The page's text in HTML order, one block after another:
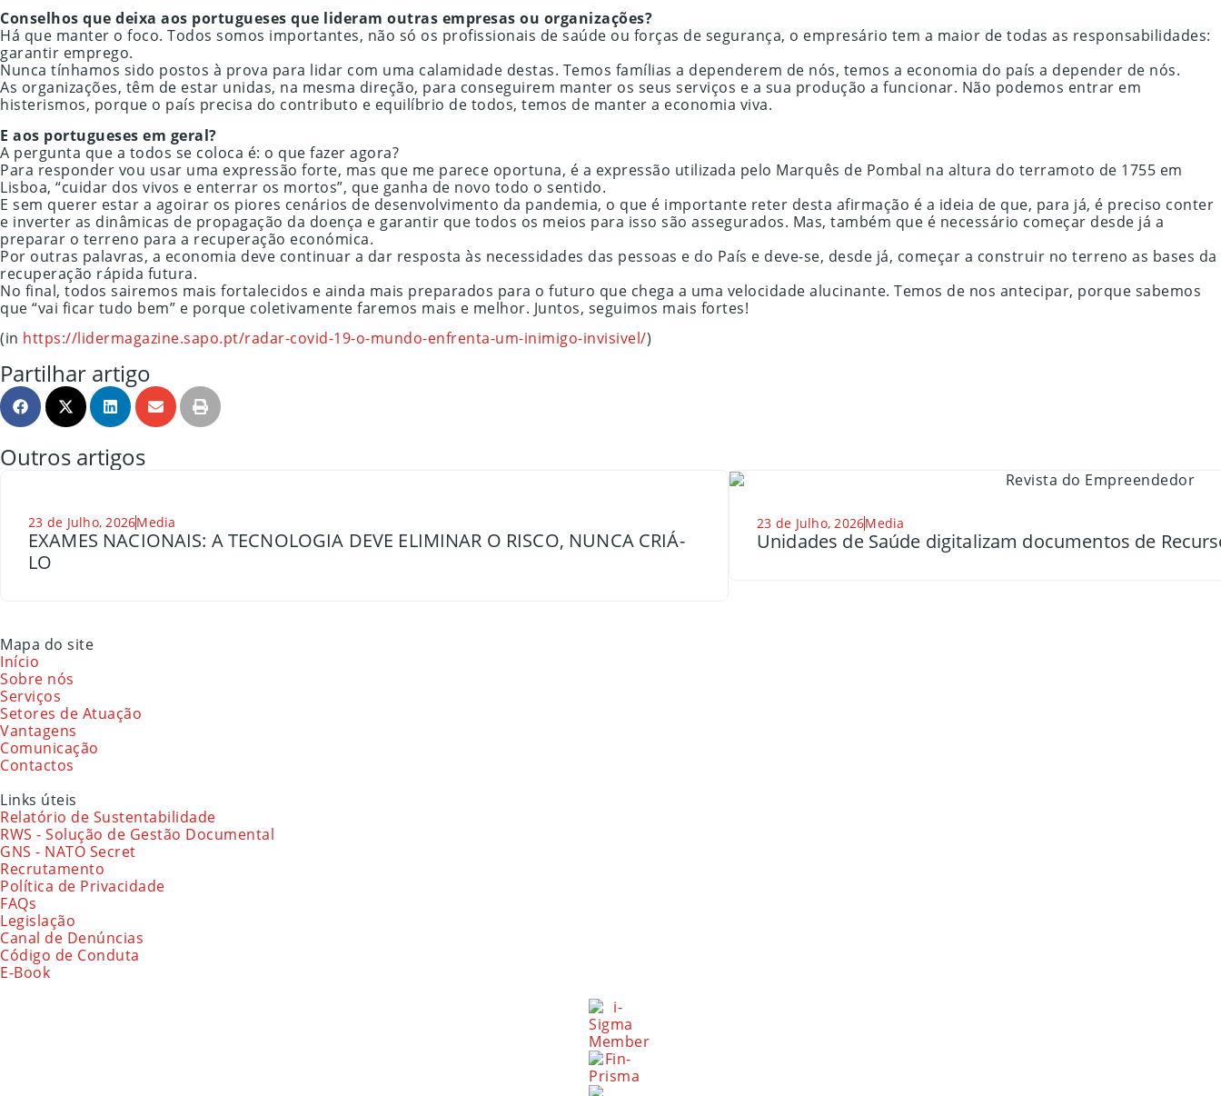
Conselhos que deixa aos portugueses que lideram outras empresas ou organizações?
Há que manter o foco. Todos somos importantes, não só os profissionais de saúde ou forças de segurança, o empresário tem a maior de todas as responsabilidades:
garantir emprego.
Nunca tínhamos sido postos à prova para lidar com uma calamidade destas. Temos famílias a dependerem de nós, temos a economia do país a depender de nós.
As organizações, têm de estar unidas, na mesma direção, para conseguirem manter os seus serviços e a sua produção a funcionar. Não podemos entrar em
histerismos, porque o país precisa do contributo e equilíbrio de todos, temos de manter a economia viva.
E aos portugueses em geral?
A pergunta que a todos se coloca é: o que fazer agora?
Para responder vou usar uma expressão forte, mas que me parece oportuna, é a expressão utilizada pelo Marquês de Pombal na altura do terramoto de 1755 em
Lisboa, “cuidar dos vivos e enterrar os mortos”, que ganha de novo todo o sentido.
E sem querer estar a agoirar os piores cenários de desenvolvimento da pandemia, o que é importante reter desta afirmação é a ideia de que, para já, é preciso conter
e inverter as dinâmicas de propagação da doença e garantir que todos os meios para isso são assegurados. Mas, também que é necessário começar desde já a
preparar o terreno para a recuperação económica.
Por outras palavras, a economia deve continuar a dar resposta às necessidades das pessoas e do País e deve-se, desde já, começar a construir no terreno as bases da
recuperação rápida futura.
No final, todos sairemos mais fortalecidos e ainda mais preparados para o futuro que chega a uma velocidade alucinante. Temos de nos antecipar, porque sabemos
que “vai ficar tudo bem” e porque coletivamente faremos mais e melhor. Juntos, seguimos mais fortes!
(in https://lidermagazine.sapo.pt/radar-covid-19-o-mundo-enfrenta-um-inimigo-invisivel/)
Partilhar artigo
Outros artigos
23 de Julho, 2026Media
EXAMES NACIONAIS: A TECNOLOGIA DEVE ELIMINAR O RISCO, NUNCA CRIÁ-
LO
23 de Julho, 2026Media
Unidades de Saúde digitalizam documentos de
Mapa do site
Início
Sobre nós
Serviços
Setores de Atuação
Vantagens
Comunicação
Contactos
Links úteis
Relatório de Sustentabilidade
RWS - Solução de Gestão Documental
GNS - NATO Secret
Recrutamento
Política de Privacidade
FAQs
Legislação
Canal de Denúncias
Código de Conduta
E-Book